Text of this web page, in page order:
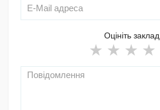
Оцініть заклад